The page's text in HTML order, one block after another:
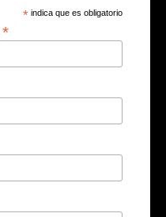
* indica que es obligatorio
*